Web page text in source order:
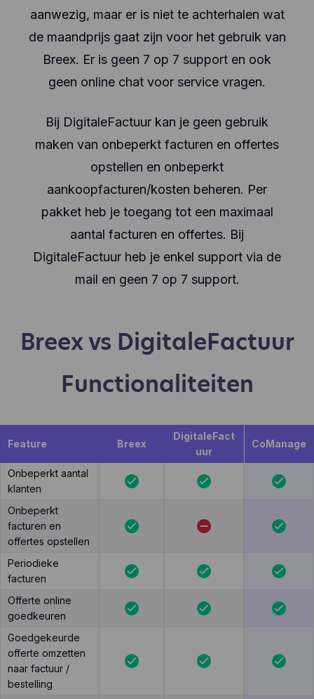
aanwezig, maar er is niet te achterhalen wat
de maandprijs gaat zijn voor het gebruik van
Breex. Er is geen 7 op 7 support en ook
geen online chat voor service vragen.
Bij DigitaleFactuur kan je geen gebruik
maken van onbeperkt facturen en offertes
opstellen en onbeperkt
aankoopfacturen/kosten beheren. Per
pakket heb je toegang tot een maximaal
aantal facturen en offertes. Bij
DigitaleFactuur heb je enkel support via de
mail en geen 7 op 7 support.
Breex vs DigitaleFactuur
Functionaliteiten
Feature Breex
DigitaleFact
uur
CoManage
Onbeperkt aantal
klanten
Onbeperkt
facturen en
offertes opstellen
Periodieke
facturen
Offerte online
goedkeuren
Goedgekeurde
offerte omzetten
naar factuur /
bestelling